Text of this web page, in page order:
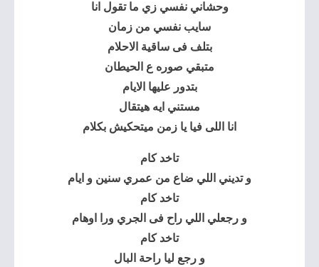
وحشاني نفسي زي ما تقول انا
سايب نفسي من زمان
بتلف فى ساقية الاحلام
متبقي صوره ع الحيطان
بتدور عليها الايام
مستني ايه هيتقال
انا اللى فيا يا زمن ميتحكيش بكلام
تاخد كام
و تديني اللي ضاع من عمري سنين و ايام
تاخد كام
و رجعلي اللي راح فى الجري ورا اوهام
تاخد كام
و رجع ليا راحة البال